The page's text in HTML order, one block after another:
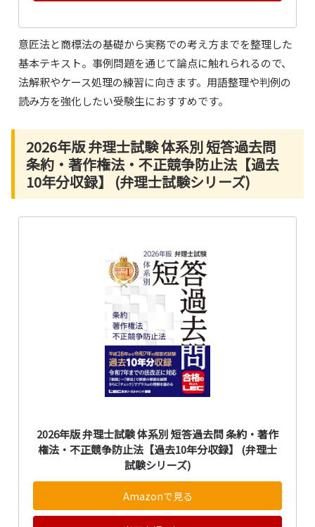
意匠法と商標法の基礎から実務での考え方までを整理した
基本テキスト。事例問題を通じて論点に触れられるので、
法解釈やケース処理の練習に向きます。用語整理や判例の
読み方を強化したい受験生におすすめです。
2026年版 弁理士試験 体系別 短答過去問
条約・著作権法・不正競争防止法【過去
10年分収録】 (弁理士試験シリーズ)
2026年版 弁理士試験 体系別 短答過去問 条約・著作
権法・不正競争防止法【過去10年分収録】 (弁理士
試験シリーズ)
Amazonで見る